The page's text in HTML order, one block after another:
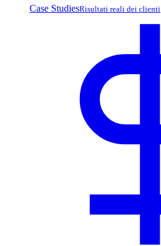
Case StudiesRisultati reali dei clienti